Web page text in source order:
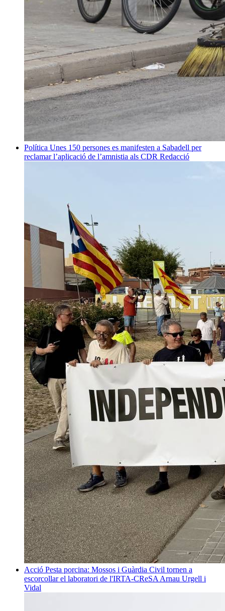
Política Unes 150 persones es manifesten a Sabadell per
reclamar l’aplicació de l’amnistia als CDR Redacció
Acció Pesta porcina: Mossos i Guàrdia Civil tornen a
escorcollar el laboratori de l'IRTA-CReSA Arnau Urgell i
Vidal